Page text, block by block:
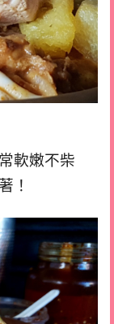
軟嫩不柴
！